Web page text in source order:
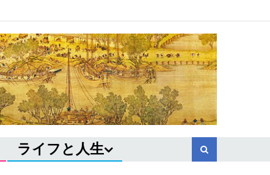
ライフと人生